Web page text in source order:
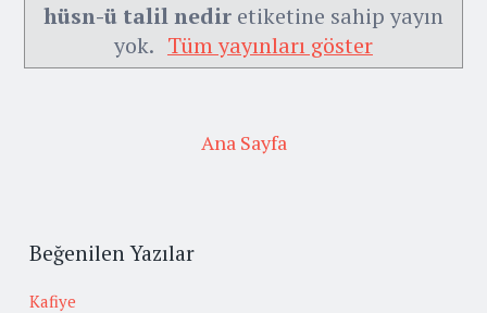
hüsn-ü talil nedir etiketine sahip yayın
yok. Tüm yayınları göster
Ana Sayfa
Beğenilen Yazılar
Kafiye